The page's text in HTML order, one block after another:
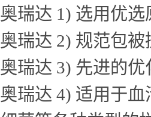
奥瑞达 1) 选用优
奥瑞达 2) 规范包
奥瑞达 3) 先进的
奥瑞达 4) 适用于